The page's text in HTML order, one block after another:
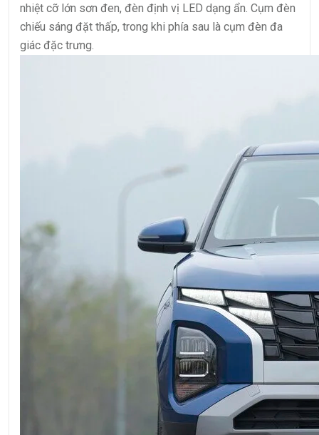
nhiệt cỡ lớn sơn đen, đèn định vị LED dạng ẩn. Cụm đèn
chiếu sáng đặt thấp, trong khi phía sau là cụm đèn đa
giác đặc trưng.